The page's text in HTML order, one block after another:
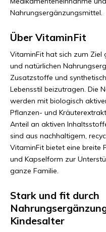
Nahrungsergänzungsmittel.
Über VitaminFit
VitaminFit hat sich zum Ziel
und natürlichen
Zusatzstoffe und
Lebensstil beizutragen. Die
werden mit biologisch
Pflanzen- und
Anteil an aktiven
sind aus nachhaltigem,
VitaminFit bietet eine breite
und Kapselform zur
ganze Familie.
Stark und fit durch
Kindesalter